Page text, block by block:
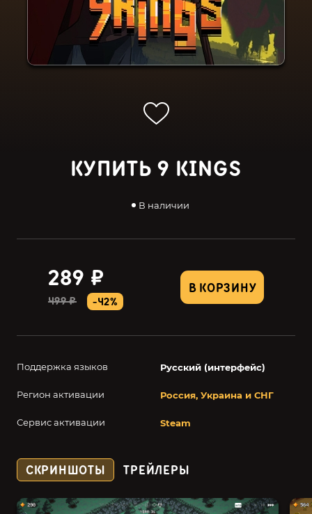
КУПИТЬ 9 KINGS
В наличии
В КОРЗИНУ
289 ₽
499 ₽ -42%
Поддержка языков Русский (интерфейс)
Регион активации Россия, Украина и СНГ
Сервис активации Steam
СКРИНШОТЫ ТРЕЙЛЕРЫ